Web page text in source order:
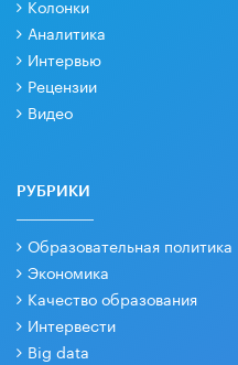
Колонки
Аналитика
Интервью
Рецензии
Видео
РУБРИКИ
Образовательная политика
Экономика
Качество образования
Интервести
Big data